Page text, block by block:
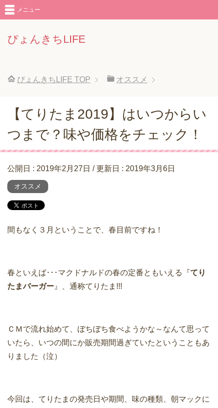
ぴょんきちLIFE
メニュー
ぴょんきちLIFE TOP オススメ
【てりたま2019】はいつからい
つまで？味や価格をチェック！
公開日 : 2019年2月27日 / 更新日 : 2019年3月6日
オススメ
間もなく３月ということで、春目前ですね！
春といえば･･･マクドナルドの春の定番ともいえる『てり
たまバーガー 』、通称てりたま!!!
ＣＭで流れ始めて、ぼちぼち食べようかな～なんて思って
いたら、いつの間にか販売期間過ぎていたということもあ
りました（泣）
今回は、てりたまの発売日や期間、味の種類、朝マックに